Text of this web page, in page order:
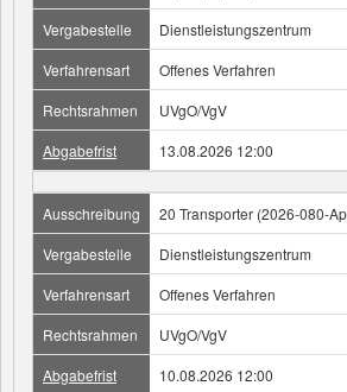
Vergabestelle
Dienstleistungszentrum
Verfahrensart
Offenes Verfahren
Rechtsrahmen
UVgO/VgV
Abgabefrist
13.08.2026 12:00
Ausschreibung
20 Transporter (2026-080-
Vergabestelle
Dienstleistungszentrum
Verfahrensart
Offenes Verfahren
Rechtsrahmen
UVgO/VgV
Abgabefrist
10.08.2026 12:00